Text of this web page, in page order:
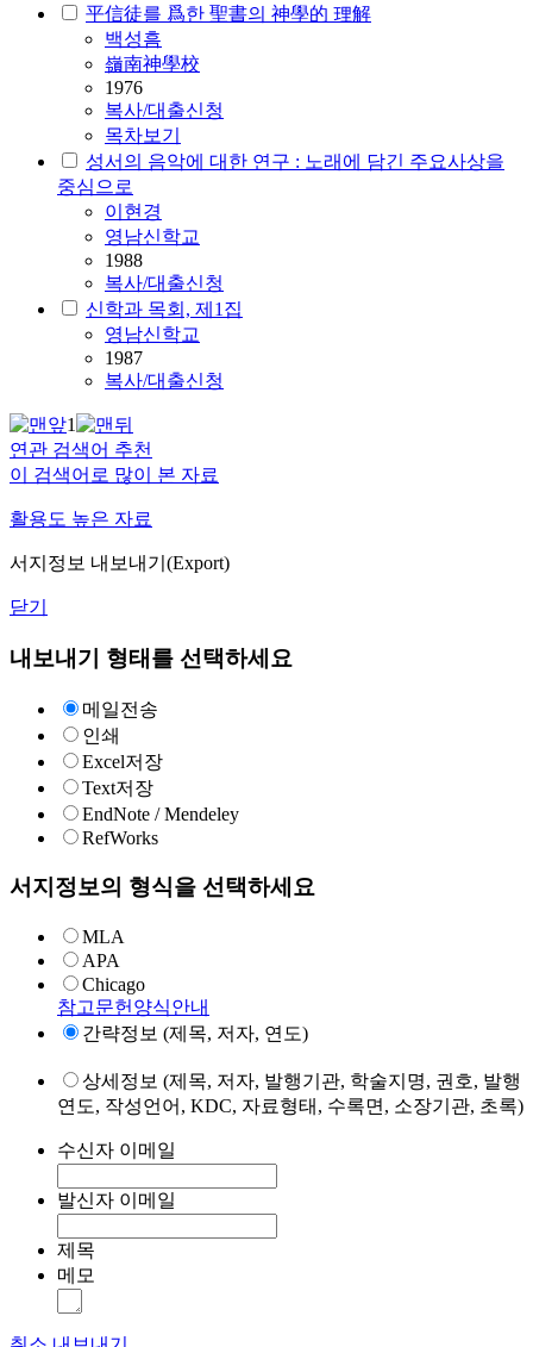
平信徒를 爲한 聖書의 神學的 理解
백성흠
嶺南神學校
1976
복사/대출신청
목차보기
성서의 음악에 대한 연구 : 노래에 담긴 주요사상을
중심으로
이현경
영남신학교
1988
복사/대출신청
신학과 목회, 제1집
영남신학교
1987
복사/대출신청
1
연관 검색어 추천
이 검색어로 많이 본 자료
활용도 높은 자료
서지정보 내보내기(Export)
닫기
내보내기 형태를 선택하세요
메일전송
인쇄
Excel저장
Text저장
EndNote / Mendeley
RefWorks
서지정보의 형식을 선택하세요
MLA
APA
Chicago
참고문헌양식안내
간략정보 (제목, 저자, 연도)
상세정보 (제목, 저자, 발행기관, 학술지명, 권호, 발행
연도, 작성언어, KDC, 자료형태, 수록면, 소장기관, 초록)
수신자 이메일
발신자 이메일
제목
메모